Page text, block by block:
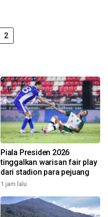
2
Piala Presiden 2026
tinggalkan warisan fair play
dari stadion para pejuang
1 jam lalu